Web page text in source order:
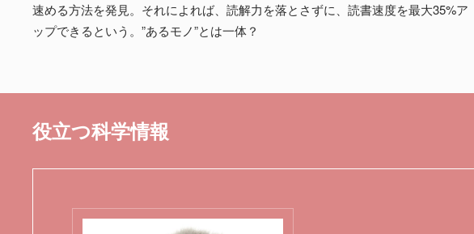
速める方法を発見。それによれば、読解力を落とさずに、読書速度を最大35%ア
ップできるという。”あるモノ”とは一体？
役立つ科学情報